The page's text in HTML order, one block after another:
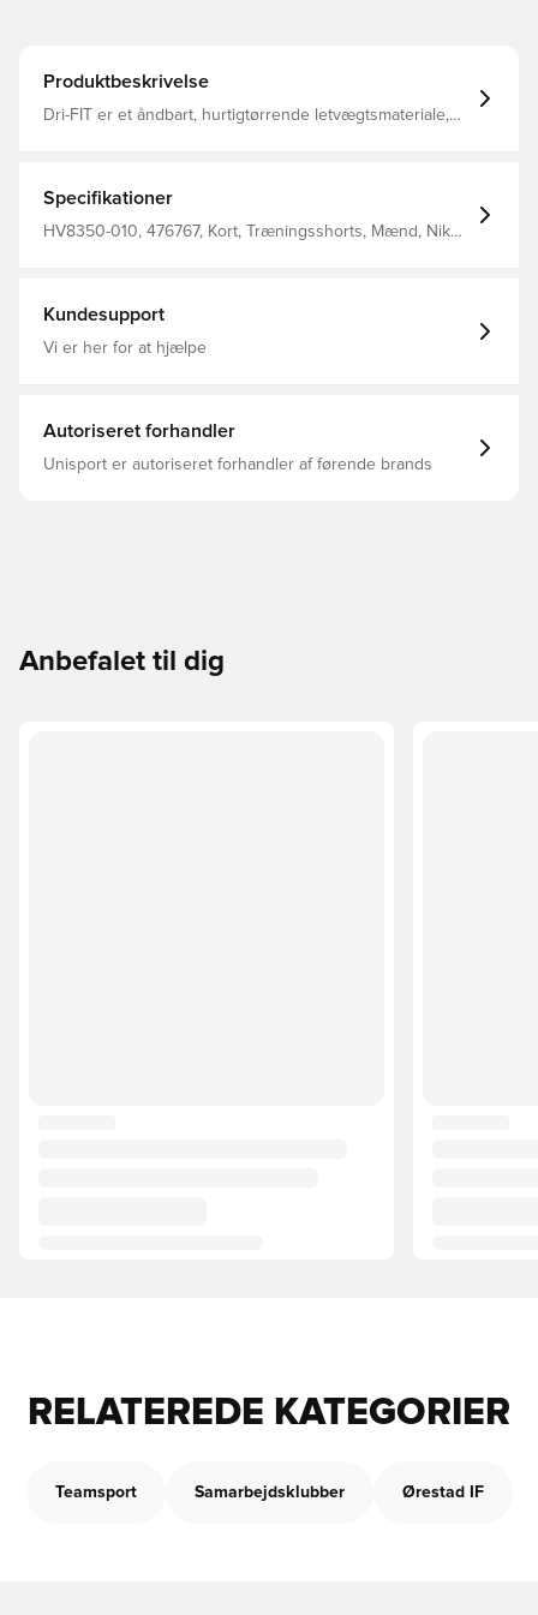
Produktbeskrivelse
Dri-FIT er et åndbart, hurtigtørrende letvægtsmateriale,
polyester
Specifikationer
HV8350-010, 476767, Kort, Træningsshorts, Mænd, Nike,
Kundesupport
Vi er her for at hjælpe
Autoriseret forhandler
Unisport er autoriseret forhandler af førende brands
Anbefalet til dig
RELATEREDE KATEGORIER
Teamsport Samarbejdsklubber Ørestad IF